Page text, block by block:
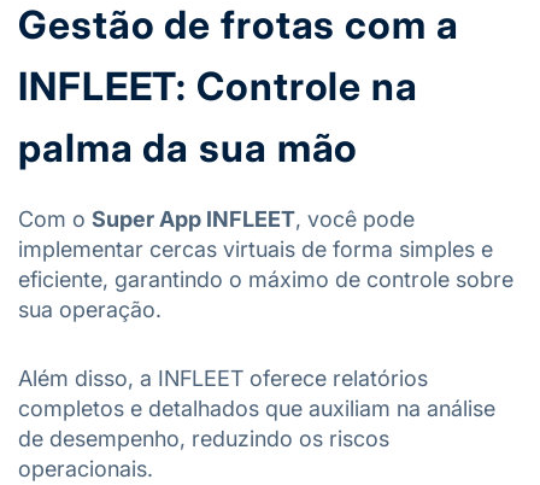
Gestão de frotas com a
INFLEET: Controle na
palma da sua mão
Com o Super App INFLEET, você pode
implementar cercas virtuais de forma simples e
eficiente, garantindo o máximo de controle sobre
sua operação.
Além disso, a INFLEET oferece relatórios
completos e detalhados que auxiliam na análise
de desempenho, reduzindo os riscos
operacionais.